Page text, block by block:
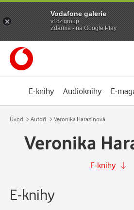
E-knihy Audioknihy E-
Úvod Autoři Veronika Harazínová
Veronika
E-knihy
E-knihy
Vodafone galerie
vf.cz.group
Zdarma - na Google Play